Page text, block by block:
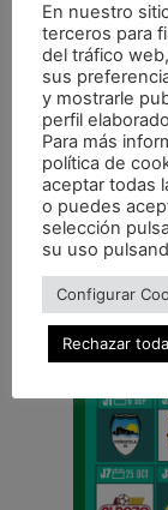
ANTERIOR
En nuestro
terceros para
del tráfico
sus
y mostrarle
perfil
Para más
política de
aceptar todas
o puedes
selección
su uso
Configurar
Rechazar